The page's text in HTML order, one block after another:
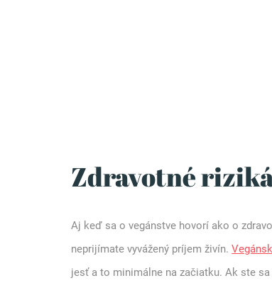
Zdravotné
Aj keď sa o vegánstve hovorí ako o
neprijímate vyvážený príjem živín.
jesť a to minimálne na začiatku. Ak ste